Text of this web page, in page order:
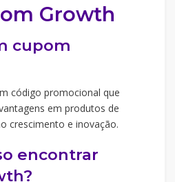
Growth
cupom
código promocional que
em produtos de
crescimento e inovação.
encontrar